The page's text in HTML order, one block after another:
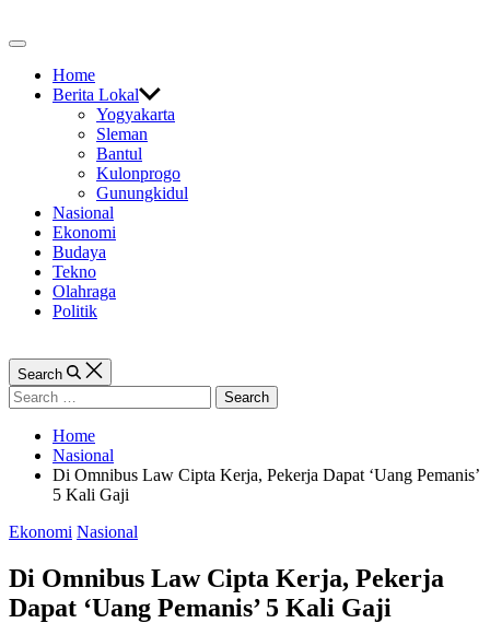
to
Off
CanvasHome
Berita Lokal
Yogyakarta
Sleman
Bantul
Kulonprogo
Gunungkidul
Nasional
Ekonomi
Budaya
Tekno
Olahraga
Politik
Search
Search
for:
Home
Nasional
Di Omnibus Law Cipta Kerja, Pekerja Dapat ‘Uang Pemanis’
5 Kali Gaji
Categories
Ekonomi Nasional
Di Omnibus Law Cipta Kerja, Pekerja
Dapat ‘Uang Pemanis’ 5 Kali Gaji